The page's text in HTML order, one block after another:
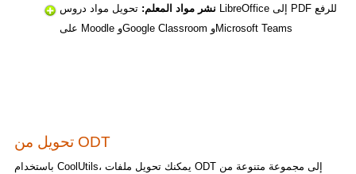
نشر مواد المعلم: تحويل مواد دروس LibreOffice إلى PDF للرفع
على Moodle وGoogle Classroom وMicrosoft Teams
تحويل من ODT
باستخدام CoolUtils، يمكنك تحويل ملفات ODT إلى مجموعة متنوعة من